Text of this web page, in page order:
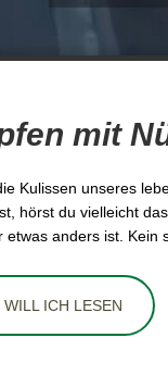
mit
Kulissen unseres
hörst du vielleicht
anders ist. Kein
ICH LESEN